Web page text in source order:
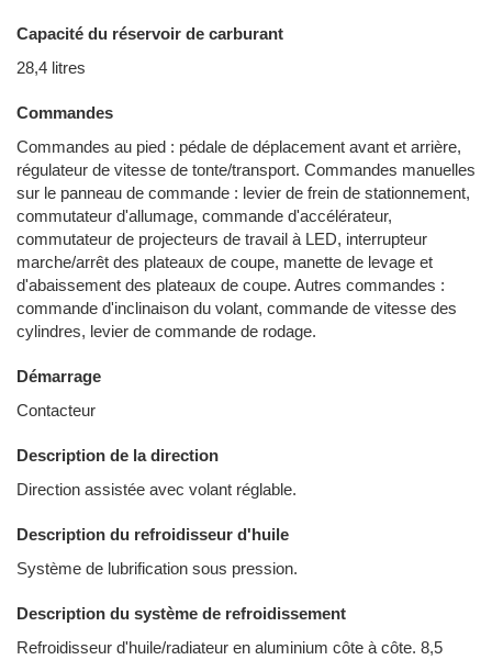
Capacité du réservoir de carburant
28,4 litres
Commandes
Commandes au pied : pédale de déplacement avant et arrière,
régulateur de vitesse de tonte/transport. Commandes manuelles
sur le panneau de commande : levier de frein de stationnement,
commutateur d'allumage, commande d'accélérateur,
commutateur de projecteurs de travail à LED, interrupteur
marche/arrêt des plateaux de coupe, manette de levage et
d'abaissement des plateaux de coupe. Autres commandes :
commande d'inclinaison du volant, commande de vitesse des
cylindres, levier de commande de rodage.
Démarrage
Contacteur
Description de la direction
Direction assistée avec volant réglable.
Description du refroidisseur d'huile
Système de lubrification sous pression.
Description du système de refroidissement
Refroidisseur d'huile/radiateur en aluminium côte à côte. 8,5